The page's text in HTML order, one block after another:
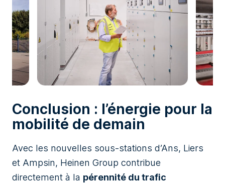
Conclusion : l’énergie pour la
mobilité de demain
Avec les nouvelles sous-stations d’Ans, Liers
et Ampsin, Heinen Group contribue
directement à la pérennité du trafic